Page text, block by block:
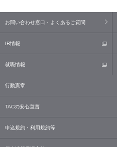
お問い合わせ窓口・よくあるご質問
IR情報
就職情報
行動憲章
TACの安心宣言
申込規約・利用規約等